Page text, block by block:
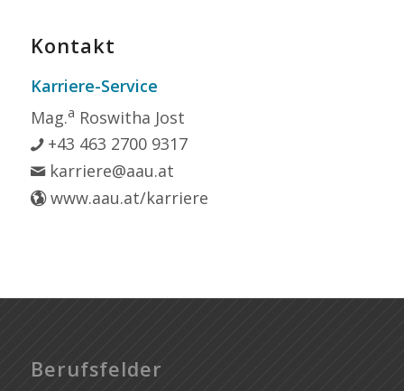
Kontakt
Karriere-Service
Mag.a Roswitha Jost
+43 463 2700 9317
karriere@aau.at
www.aau.at/karriere
Berufsfelder